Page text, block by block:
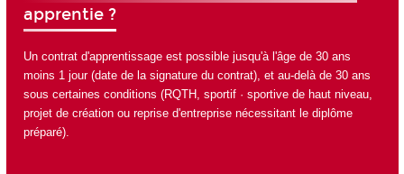
apprentie ?
Un contrat d'apprentissage est possible jusqu'à l'âge de 30 ans
moins 1 jour (date de la signature du contrat), et au-delà de 30 ans
sous certaines conditions (RQTH, sportif · sportive de haut niveau,
projet de création ou reprise d'entreprise nécessitant le diplôme
préparé).